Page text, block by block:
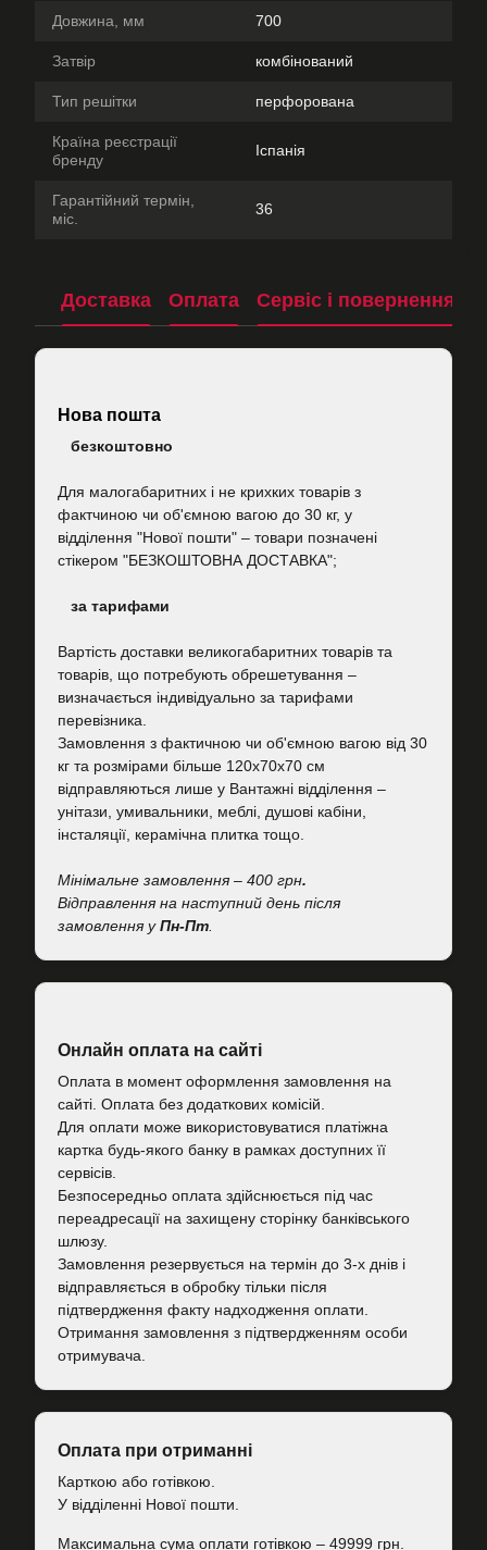
Довжина, мм 700
Затвір комбінований
Тип решітки перфорована
Країна реєстрації
бренду
Іспанія
Гарантійний термін,
міс.
36
Доставка Оплата Сервіс і повернення
Нова пошта
безкоштовно
Для малогабаритних і не крихких товарів з
фактчиною чи об'ємною вагою до 30 кг, у
відділення "Нової пошти" – товари позначені
стікером "БЕЗКОШТОВНА ДОСТАВКА";
за тарифами
Вартість доставки великогабаритних товарів та
товарів, що потребують обрешетування –
визначається індивідуально за тарифами
перевізника.
Замовлення з фактичною чи об'ємною вагою від 30
кг та розмірами більше 120х70х70 см
відправляються лише у Вантажні відділення –
унітази, умивальники, меблі, душові кабіни,
інсталяції, керамічна плитка тощо.
Мінімальне замовлення – 400 грн.
Відправлення на наступний день після
замовлення уПн-Пт
Онлайн оплата на сайті
Оплата в момент оформлення замовлення на
сайті. Оплата без додаткових комісій.
Для оплати може використовуватися платіжна
картка будь-якого банку в рамках доступних її
сервісів.
Безпосередньо оплата здійснюється під час
переадресації на захищену сторінку банківського
шлюзу.
Замовлення резервується на термін до 3-х днів і
відправляється в обробку тільки після
підтвердження факту надходження оплати.
Отримання замовлення з підтвердженням особи
отримувача.
Оплата при отриманні
Карткою або готівкою.
У відділенні Нової пошти.
Максимальна сума оплати готівкою – 49999 грн.